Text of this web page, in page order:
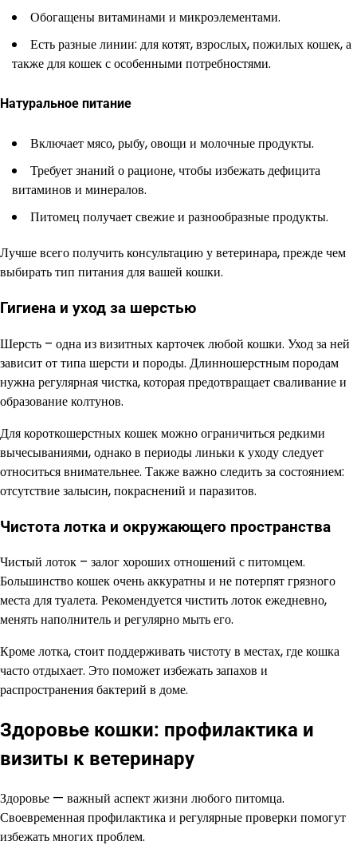
Обогащены витаминами и микроэлементами.
Есть разные линии: для котят, взрослых, пожилых кошек, а
также для кошек с особенными потребностями.
Натуральное питание
Включает мясо, рыбу, овощи и молочные продукты.
Требует знаний о рационе, чтобы избежать дефицита
витаминов и минералов.
Питомец получает свежие и разнообразные продукты.
Лучше всего получить консультацию у ветеринара, прежде чем
выбирать тип питания для вашей кошки.
Гигиена и уход за шерстью
Шерсть – одна из визитных карточек любой кошки. Уход за ней
зависит от типа шерсти и породы. Длинношерстным породам
нужна регулярная чистка, которая предотвращает сваливание и
образование колтунов.
Для короткошерстных кошек можно ограничиться редкими
вычесываниями, однако в периоды линьки к уходу следует
относиться внимательнее. Также важно следить за состоянием:
отсутствие залысин, покраснений и паразитов.
Чистота лотка и окружающего пространства
Чистый лоток – залог хороших отношений с питомцем.
Большинство кошек очень аккуратны и не потерпят грязного
места для туалета. Рекомендуется чистить лоток ежедневно,
менять наполнитель и регулярно мыть его.
Кроме лотка, стоит поддерживать чистоту в местах, где кошка
часто отдыхает. Это поможет избежать запахов и
распространения бактерий в доме.
Здоровье кошки: профилактика и
визиты к ветеринару
Здоровье — важный аспект жизни любого питомца.
Своевременная профилактика и регулярные проверки помогут
избежать многих проблем.